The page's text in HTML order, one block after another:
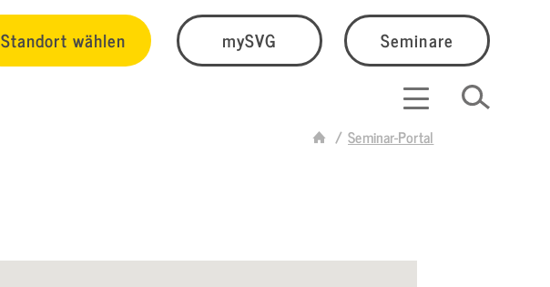
Standort wählen mySVG Seminare
Seminar-Portal